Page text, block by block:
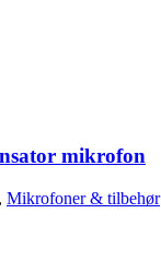
mikrofon
Mikrofoner & tilbehør